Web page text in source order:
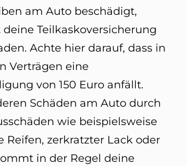
am Auto beschädigt,
Teilkaskoversicherung
Achte hier darauf, dass in
Verträgen eine
von 150 Euro anfällt.
Schäden am Auto durch
wie beispielsweise
Reifen, zerkratzter Lack oder
in der Regel deine